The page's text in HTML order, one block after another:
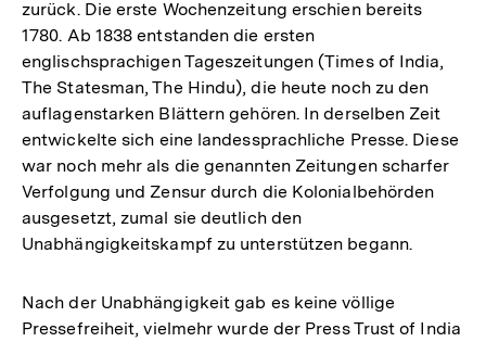
zurück. Die erste Wochenzeitung erschien bereits
1780. Ab 1838 entstanden die ersten
englischsprachigen Tageszeitungen (Times of India,
The Statesman, The Hindu), die heute noch zu den
auflagenstarken Blättern gehören. In derselben Zeit
entwickelte sich eine landessprachliche Presse. Diese
war noch mehr als die genannten Zeitungen scharfer
Verfolgung und Zensur durch die Kolonialbehörden
ausgesetzt, zumal sie deutlich den
Unabhängigkeitskampf zu unterstützen begann.
Nach der Unabhängigkeit gab es keine völlige
Pressefreiheit, vielmehr wurde der Press Trust of India